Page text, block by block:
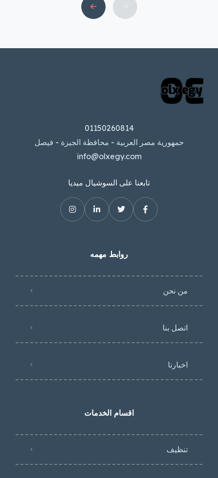
من الخيارات للعملاء، من حيث الأنواع
والأسعار والعلامات التجارية. ويمكن للعملاء
اكسسوارات السيارات على أوليكس، من
01150260814
حمهورية مصر العربية - محافظة الجيزة - فيصل
info@olxegy.com
تابعنا على السوشيال ميديا
روابط مهمه
من نحن
اتصل بنا
اخبارنا
اقسام الخدمات
تنظيف